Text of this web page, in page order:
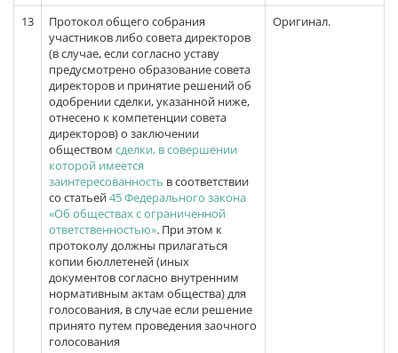
13
Протокол общего собрания
участников либо совета директоров
(в случае, если согласно уставу
предусмотрено образование совета
директоров и принятие решений об
одобрении сделки, указанной ниже,
отнесено к компетенции совета
директоров) о заключении
обществом сделки, в совершении
которой имеется
заинтересованность в соответствии
со статьей45 Федерального закона
«Об обществах с ограниченной
ответственностью». При этом к
протоколу должны прилагаться
копии бюллетеней (иных
документов согласно внутренним
нормативным актам общества) для
голосования, в случае если решение
принято путем проведения заочного
голосования
Оригинал.